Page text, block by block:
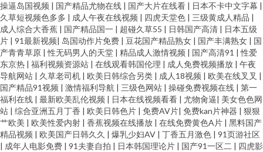
操逼岛国视频 | 国产精品尤物在线 | 国产大片在线看 | 日本不卡中文字幕 |
久草短视频色多多 | 成人午夜在线视频 | 四虎天堂色 | 三级黄成人精品 |
成人综合大香蕉 | 国产精品国一 | 超碰久草55 | 日韩国产高清 | 日本五级
片 | 91最新视频| 岛国动作片免费 | 豆花国产精品熟女 | 国产丰满熟女 | 国
产青青草原 |性无码男人的天堂 | 精品成人激情视频 | 国产高清91 |性爱
东京热 | 福利视频资源站 | 在线观看韩国伦理 | 成人免费视频播放 | 午夜
导航网站 | 久草老司机 | 欧美日韩综合另类 | 成人18视频 | 欧美在线叉叉 |
国产精品91视频 | 激情福利导航 | 三级色网站 | 操碰免费视频在线 | 第一
福利在线 | 最新欧美乱伦视频 | 日本在线视频看看 | 尤物肏逼| 美女色色网
站 | 综合亚洲五月丁香 | 欧美日韩色片 | 免费AV片| 免费kan片神器 | 狠狠
艹欧美 | 欧美性爱内射 | 香蕉视频在线播放 | 在线免费黄色A片 | 黑料国产
精品视频 | 欧美国产日韩久久 | 爆乳少妇AV | 丁香五月激色 | 91页游社区
| 成年人电影免费 | 91夫妻自拍 | 日本韩国理论片 | 国产91一区二 | 四虎影